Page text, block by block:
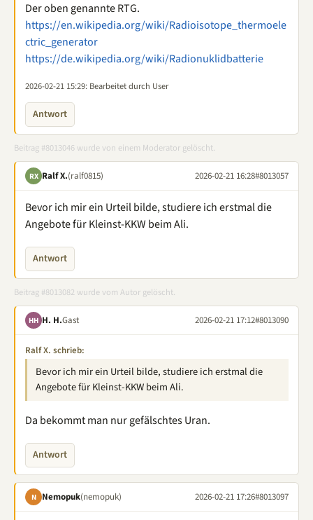
Der oben genannte RTG.
https://en.wikipedia.org/wiki/Radioisotope_thermoele
ctric_generator
https://de.wikipedia.org/wiki/Radionuklidbatterie
2026-02-21 15:29: Bearbeitet durch User
Antwort
Beitrag #8013046 wurde von einem Moderator gelöscht.
RX Ralf X.(ralf0815) 2026-02-21 16:28#8013057
Bevor ich mir ein Urteil bilde, studiere ich erstmal die
Angebote für Kleinst-KKW beim Ali.
Antwort
Beitrag #8013082 wurde vom Autor gelöscht.
HH H. H.Gast 2026-02-21 17:12#8013090
Ralf X. schrieb:
Bevor ich mir ein Urteil bilde, studiere ich erstmal die
Angebote für Kleinst-KKW beim Ali.
Da bekommt man nur gefälschtes Uran.
Antwort
N Nemopuk(nemopuk) 2026-02-21 17:26#8013097